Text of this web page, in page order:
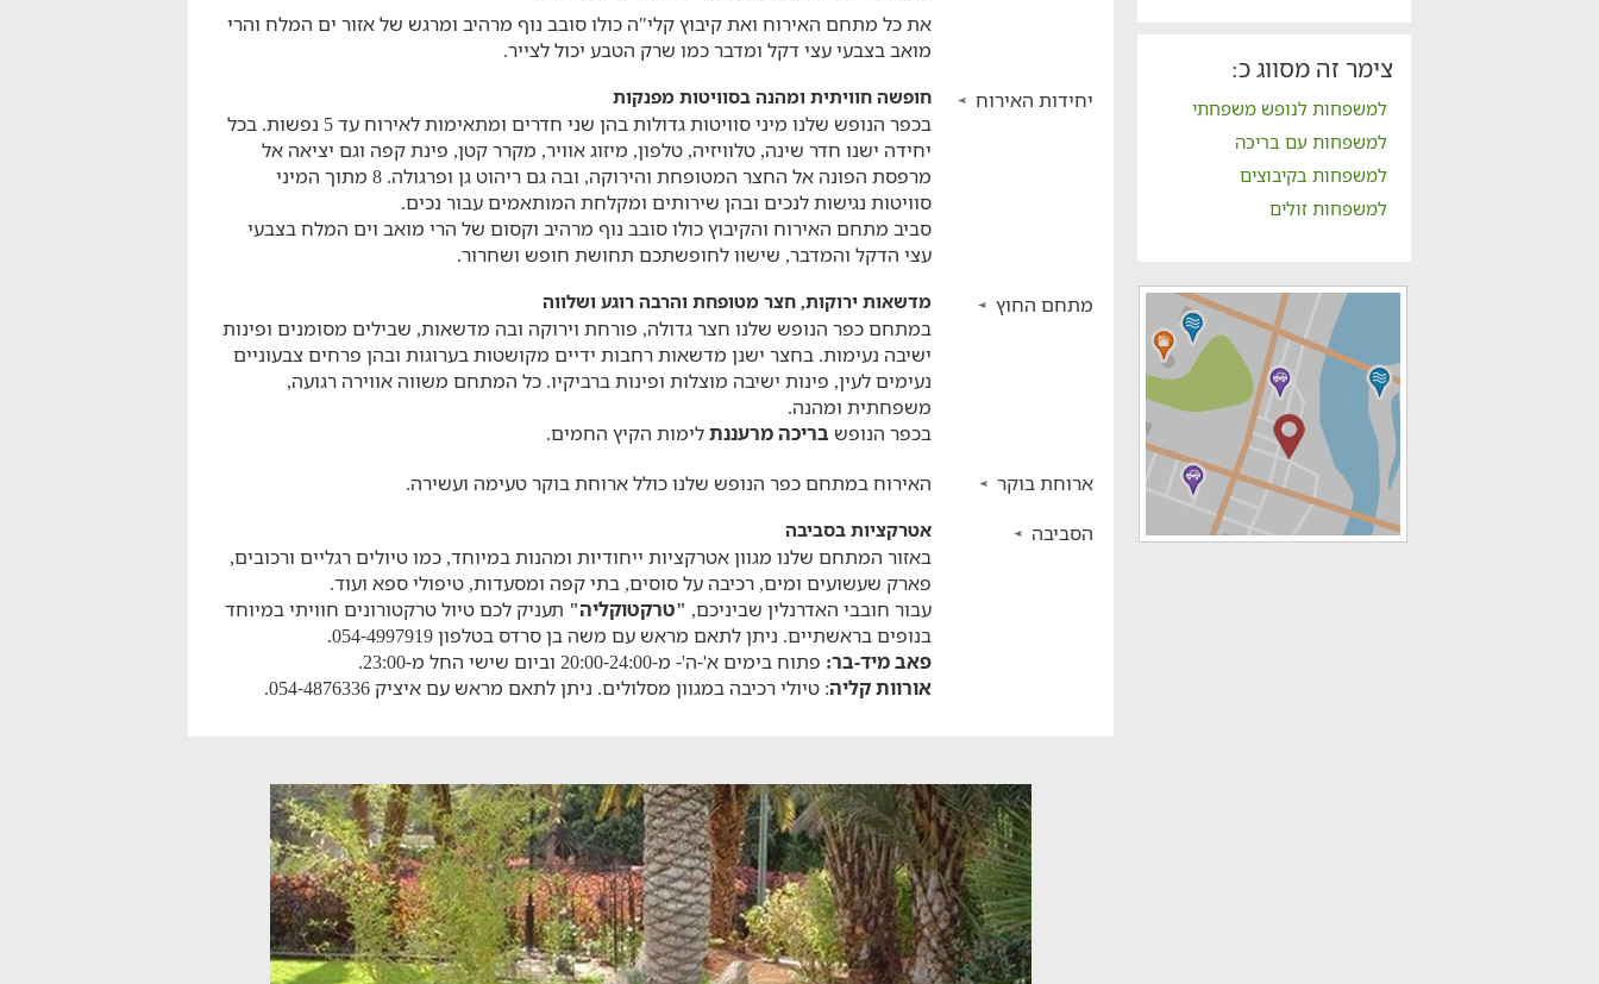
צימר זה מסווג כ:
למשפחות לנופש משפחתי
למשפחות עם בריכה
למשפחות בקיבוצים
למשפחות זולים
את כל מתחם האירוח ואת קיבוץ קלי"ה כולו סובב נוף מרהיב ומרגש של אזור ים המלח והרי
מואב בצבעי עצי דקל ומדבר כמו שרק הטבע יכול לצייר.
יחידות האירוח
חופשה חוויתית ומהנה בסוויטות מפנקות
בכפר הנופש שלנו מיני סוויטות גדולות בהן שני חדרים ומתאימות לאירוח עד 5 נפשות. בכל
יחידה ישנו חדר שינה, טלוויזיה, טלפון, מיזוג אוויר, מקרר קטן, פינת קפה וגם יציאה אל
מרפסת הפונה אל החצר המטופחת והירוקה, ובה גם ריהוט גן ופרגולה. 8 מתוך המיני
סוויטות נגישות לנכים ובהן שירותים ומקלחת המותאמים עבור נכים.
סביב מתחם האירוח והקיבוץ כולו סובב נוף מרהיב וקסום של הרי מואב וים המלח בצבעי
עצי הדקל והמדבר, שישוו לחופשתכם תחושת חופש ושחרור.
מתחם החוץ
מדשאות ירוקות, חצר מטופחת והרבה רוגע ושלווה
במתחם כפר הנופש שלנו חצר גדולה, פורחת וירוקה ובה מדשאות, שבילים מסומנים ופינות
ישיבה נעימות. בחצר ישנן מדשאות רחבות ידיים מקושטות בערוגות ובהן פרחים צבעוניים
נעימים לעין, פינות ישיבה מוצלות ופינות ברביקיו. כל המתחם משווה אווירה רגועה,
משפחתית ומהנה.
בכפר הנופש בריכה מרעננתלימות הקיץ החמים.
ארוחת בוקר
האירוח במתחם כפר הנופש שלנו כולל ארוחת בוקר טעימה ועשירה.
הסביבה
אטרקציות בסביבה
באזור המתחם שלנו מגוון אטרקציות ייחודיות ומהנות במיוחד, כמו טיולים רגליים ורכובים,
פארק שעשועים ומים, רכיבה על סוסים, בתי קפה ומסעדות, טיפולי ספא ועוד.
עבור חובבי האדרנלין שביניכם, "טרקטוקליה" תעניק לכם טיול טרקטורונים חוויתי במיוחד
בנופים בראשתיים. ניתן לתאם מראש עם משה בן סרדס בטלפון 054-4997919.
פאב מיד-בר: פתוח בימים א'-ה'- מ-20:00-24:00 וביום שישי החל מ-23:00.
אורוות קליה: טיולי רכיבה במגוון מסלולים. ניתן לתאם מראש עם איציק 054-4876336.